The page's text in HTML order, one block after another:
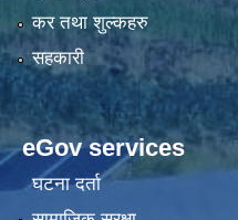
कर तथा शुल्कहरु
सहकारी
eGov services
घटना दर्ता